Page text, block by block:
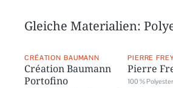
Gleiche Materialien:
CRÉATION BAUMANN
Création Baumann
Portofino
PIERRE
Pierre
100 %